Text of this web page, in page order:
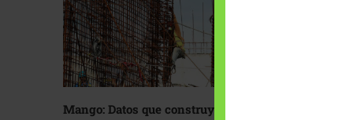
Mango: Datos que construyen confianza